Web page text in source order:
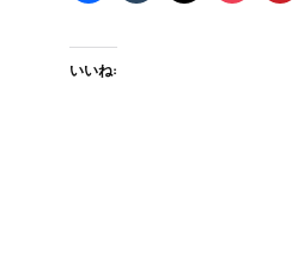
いいね: